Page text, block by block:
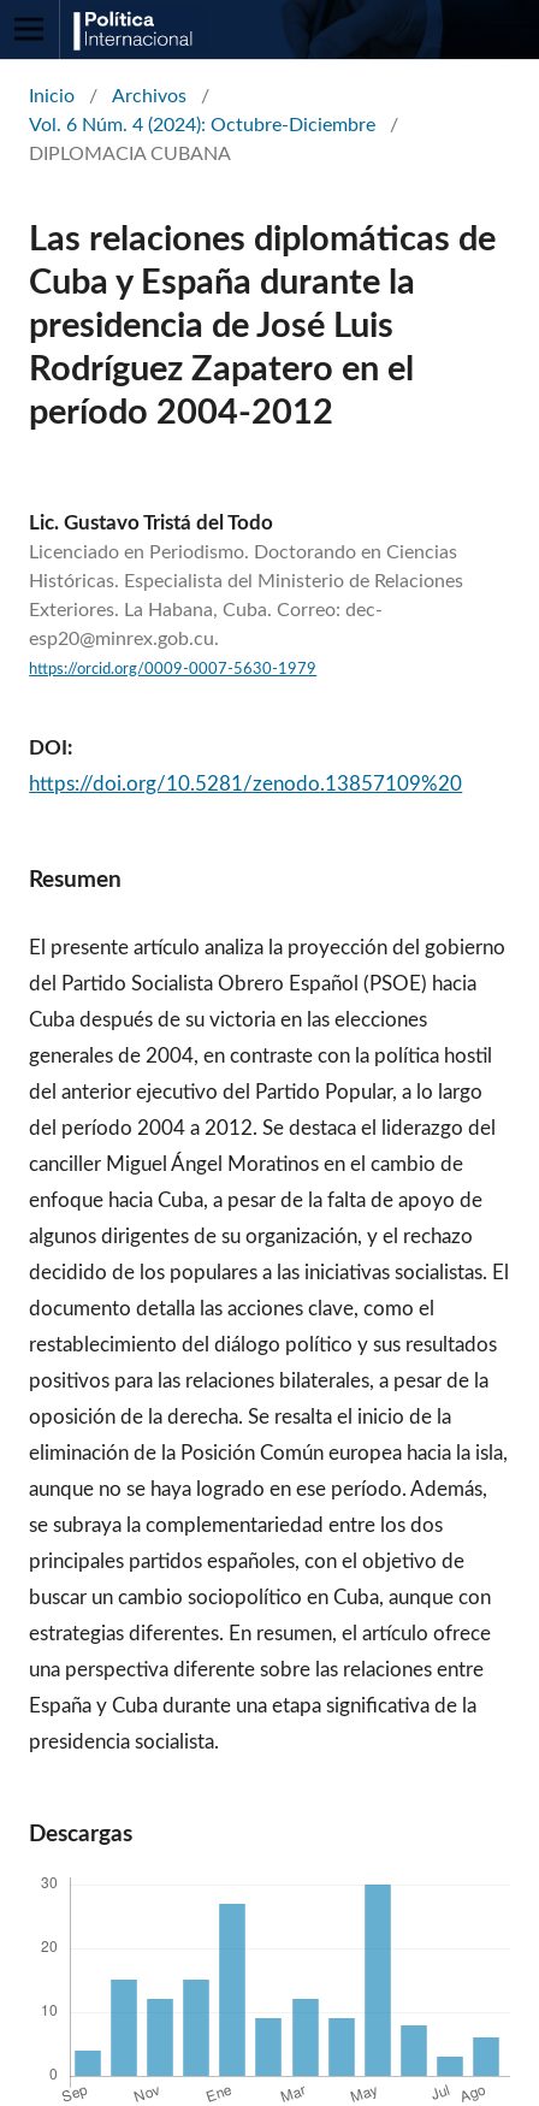
Inicio / Archivos
/
Vol. 6 Núm. 4 (2024): Octubre-Diciembre
/
DIPLOMACIA CUBANA
Las relaciones diplomáticas de
Cuba y España durante la
presidencia de José Luis
Rodríguez Zapatero en el
período 2004-2012
Lic. Gustavo Tristá del Todo
Licenciado en Periodismo. Doctorando en Ciencias
Históricas. Especialista del Ministerio de Relaciones
Exteriores. La Habana, Cuba. Correo: dec-
esp20@minrex.gob.cu.
https://orcid.org/0009-0007-5630-1979
DOI:
https://doi.org/10.5281/zenodo.13857109%20
Resumen
El presente artículo analiza la proyección del gobierno
del Partido Socialista Obrero Español (PSOE) hacia
Cuba después de su victoria en las elecciones
generales de 2004, en contraste con la política hostil
del anterior ejecutivo del Partido Popular, a lo largo
del período 2004 a 2012. Se destaca el liderazgo del
canciller Miguel Ángel Moratinos en el cambio de
enfoque hacia Cuba, a pesar de la falta de apoyo de
algunos dirigentes de su organización, y el rechazo
decidido de los populares a las iniciativas socialistas. El
documento detalla las acciones clave, como el
restablecimiento del diálogo político y sus resultados
positivos para las relaciones bilaterales, a pesar de la
oposición de la derecha. Se resalta el inicio de la
eliminación de la Posición Común europea hacia la isla,
aunque no se haya logrado en ese período. Además,
se subraya la complementariedad entre los dos
principales partidos españoles, con el objetivo de
buscar un cambio sociopolítico en Cuba, aunque con
estrategias diferentes. En resumen, el artículo ofrece
una perspectiva diferente sobre las relaciones entre
España y Cuba durante una etapa significativa de la
presidencia socialista.
Descargas